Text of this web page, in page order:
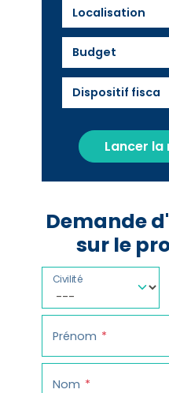
Budget
Lancer la
Demande
sur le
Civilité
Prénom
Nom